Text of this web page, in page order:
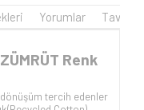
Yorumlar
Renk
dönüşüm tercih edenler